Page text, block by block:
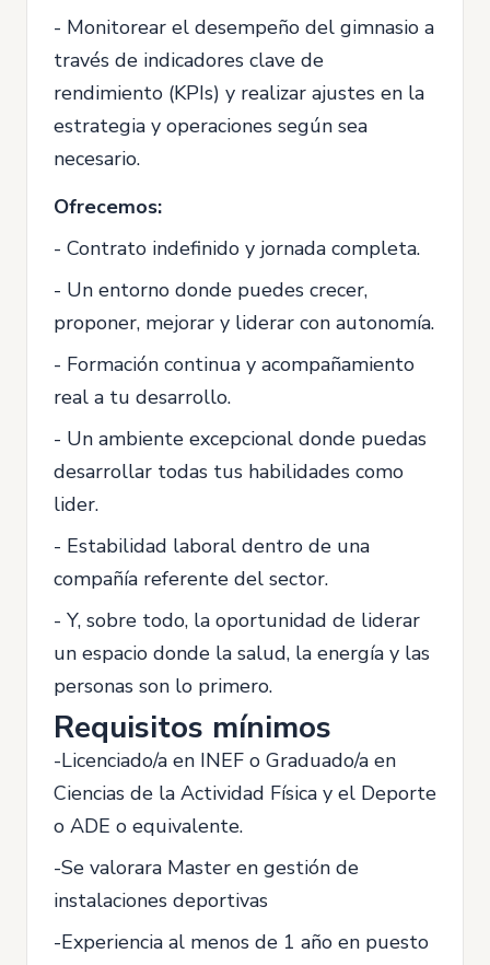
- Monitorear el desempeño del gimnasio a
través de indicadores clave de
rendimiento (KPIs) y realizar ajustes en la
estrategia y operaciones según sea
necesario.
Ofrecemos:
- Contrato indefinido y jornada completa.
- Un entorno donde puedes crecer,
proponer, mejorar y liderar con autonomía.
- Formación continua y acompañamiento
real a tu desarrollo.
- Un ambiente excepcional donde puedas
desarrollar todas tus habilidades como
lider.
- Estabilidad laboral dentro de una
compañía referente del sector.
- Y, sobre todo, la oportunidad de liderar
un espacio donde la salud, la energía y las
personas son lo primero.
Requisitos mínimos
-Licenciado/a en INEF o Graduado/a en
Ciencias de la Actividad Física y el Deporte
o ADE o equivalente.
-Se valorara Master en gestión de
instalaciones deportivas
-Experiencia al menos de 1 año en puesto